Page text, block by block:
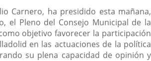
Carnero, ha presidido esta mañana,
el Pleno del Consejo Municipal de la
objetivo favorecer la participación
en las actuaciones de la política
su plena capacidad de opinión y